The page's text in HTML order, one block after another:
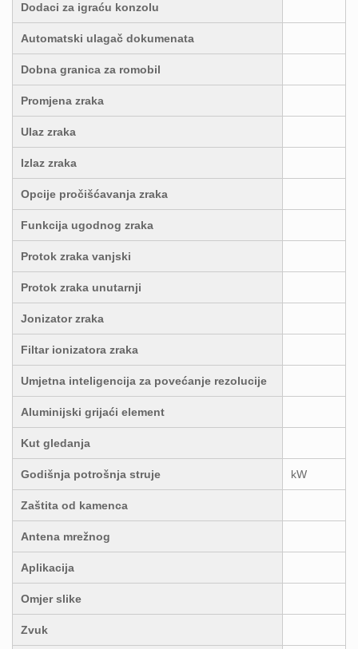
Dodaci za igraću konzolu
Automatski ulagač dokumenata
Dobna granica za romobil
Promjena zraka
Ulaz zraka
Izlaz zraka
Opcije pročišćavanja zraka
Funkcija ugodnog zraka
Protok zraka vanjski
Protok zraka unutarnji
Jonizator zraka
Filtar ionizatora zraka
Umjetna inteligencija za povećanje rezolucije
Aluminijski grijaći element
Kut gledanja
Godišnja potrošnja struje kW
Zaštita od kamenca
Antena mrežnog
Aplikacija
Omjer slike
Zvuk